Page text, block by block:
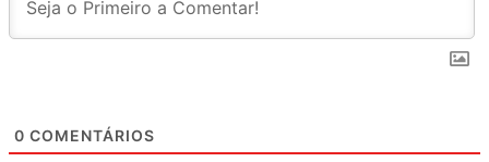
0 COMENTÁRIOS